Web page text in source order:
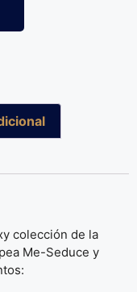
colección de la
Me-Seduce y